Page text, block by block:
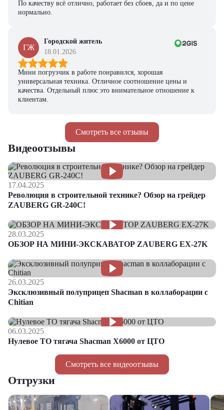
Смотреть все отзывы
По качеству всё отлично, работает без сбоев, да и по цене
нормально.
ГЖ
Городской житель
18.01.2026
Мини погрузчик в работе понравился, хорошая
универсальная техника. Отличное соотношение цены и
качества. Отдельный плюс это внимательное отношение к
клиентам.
Смотреть все видеоотзывы
Видеоотзывы
17.04.2025
Революция в строительной технике? Обзор на грейдер
ZAUBERG GR-240C!
28.03.2025
ОБЗОР НА МИНИ-ЭКСКАВАТОР ZAUBERG EX-27K
26.03.2025
Эксклюзивный полуприцеп Shacman в коллаборации с
Chitian
06.03.2025
Нулевое ТО тягача Shacman Х6000 от ЦТО
Отгрузки